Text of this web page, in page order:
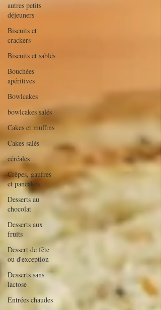
autres petits
déjeuners
Biscuits et
crackers
Biscuits et sablés
Bouchées
apéritives
Bowlcakes
bowlcakes salés
Cakes et muffins
Cakes salés
céréales
Crêpes, gaufres
et pancakes
Desserts au
chocolat
Desserts aux
fruits
Dessert de fête
ou d'exception
Desserts sans
lactose
Entrées chaudes